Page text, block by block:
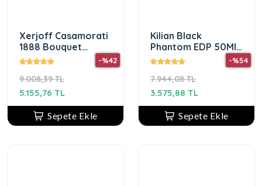
Xerjoff Casamorati
1888 Bouquet
Ideale 100ml EDP
9.008,39 TL
-%42
5.155,76 TL
Sepete Ekle
Kilian Black
Phantom EDP 50Ml
Unisex Parfüm
7.944,08 TL
-%54
3.575,88 TL
Sepete Ekle